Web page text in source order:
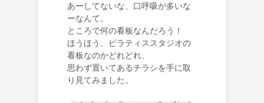
あーしてないな、口呼吸が多いな
ーなんて。
ところで何の看板なんだろう！
ほうほう、ピラティススタジオの
看板なのかどれどれ、
思わず置いてあるチラシを手に取
り見てみました。